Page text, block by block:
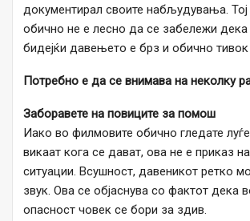
документирал своите набљудувања. Тој
обично не е лесно да се забележи дека
бидејќи давењето е брз и обично
Потребно е да се внимава на неколку
Заборавете на повиците за помош
Иако во филмовите обично гледате
викаат кога се дават, ова не е приказ
ситуации. Всушност, давеникот ретко
звук. Ова се објаснува со фактот дека
опасност човек се бори за здив.